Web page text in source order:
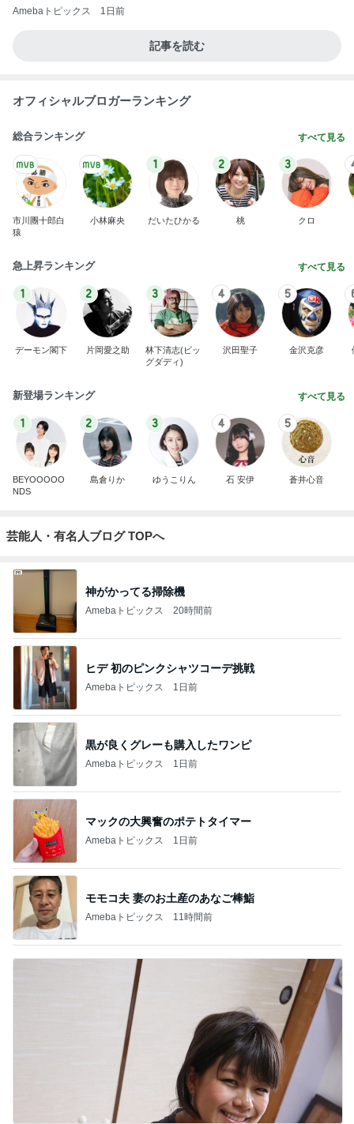
Amebaトピックス 1日前
記事を読む
オフィシャルブロガーランキング
総合ランキング すべて見る
市川團十郎白
猿
小林麻央
1
だいたひかる
2
桃
3
クロ
急上昇ランキング すべて見る
1
デーモン閣下
2
片岡愛之助
3
林下清志(ビッ
グダディ)
4
沢田聖子
5
金沢克彦
新登場ランキング すべて見る
1
BEYOOOOO
NDS
2
島倉りか
3
ゆうこりん
4
石 安伊
5
蒼井心音
芸能人・有名人ブログ TOPへ
神がかってる掃除機
Amebaトピックス 20時間前
ヒデ 初のピンクシャツコーデ挑戦
Amebaトピックス 1日前
黒が良くグレーも購入したワンピ
Amebaトピックス 1日前
マックの大興奮のポテトタイマー
Amebaトピックス 1日前
モモコ夫 妻のお土産のあなご棒鮨
Amebaトピックス 11時間前